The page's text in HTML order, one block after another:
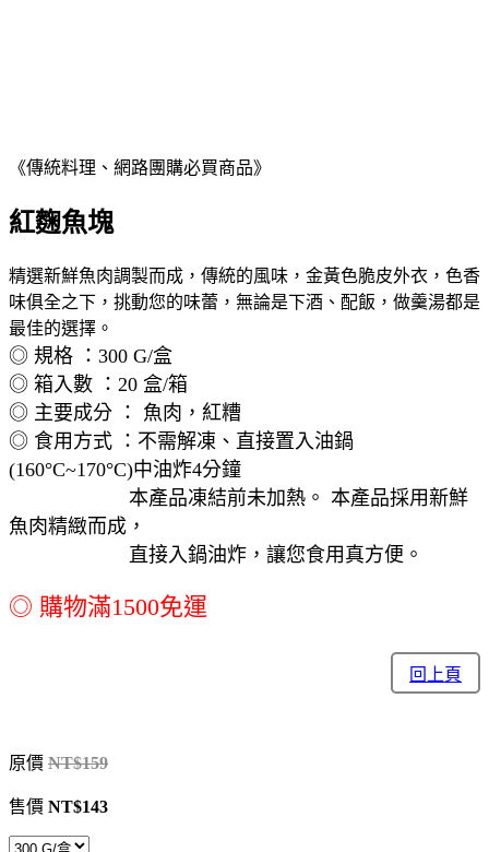
《傳統料理、網路團購必買商品》
紅麴魚塊
精選新鮮魚肉調製而成，傳統的風味，金黃色脆皮外衣，色香
味俱全之下，挑動您的味蕾，無論是下酒、配飯，做羹湯都是
最佳的選擇。
◎ 規格 ：300 G/盒
◎ 箱入數 ：20 盒/箱
◎ 主要成分 ： 魚肉，紅糟
◎ 食用方式 ：不需解凍、直接置入油鍋
(160°C~170°C)中油炸4分鐘
本產品凍結前未加熱。 本產品採用新鮮
魚肉精緻而成，
直接入鍋油炸，讓您食用真方便。
◎ 購物滿1500免運
回上頁
原價 NT$159
售價 NT$143